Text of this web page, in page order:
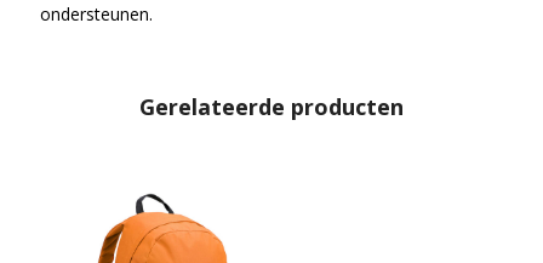
ondersteunen.
Gerelateerde producten